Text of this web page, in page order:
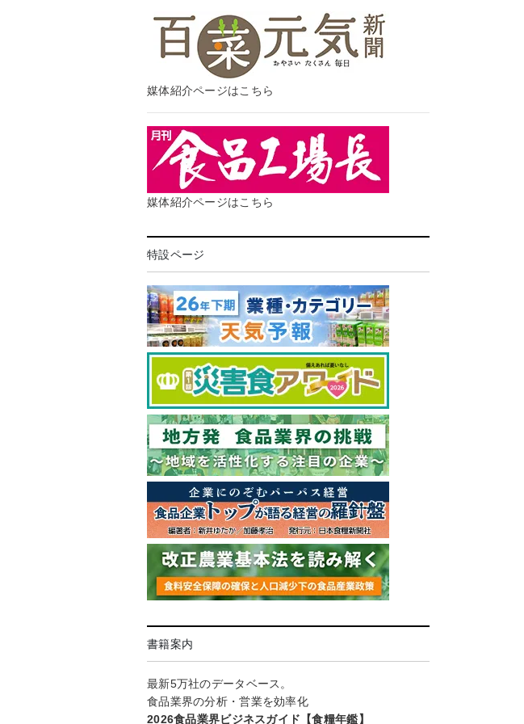
媒体紹介ページはこちら
媒体紹介ページはこちら
特設ページ
書籍案内
最新5万社のデータベース。
食品業界の分析・営業を効率化
2026食品業界ビジネスガイド【食糧年鑑】